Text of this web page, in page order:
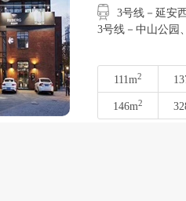
3号线－延安西
3号线－中山公园
111m2
146m2